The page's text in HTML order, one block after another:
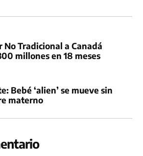
No Tradicional a Canadá
millones en 18 meses
Bebé ‘alien’ se mueve sin
materno